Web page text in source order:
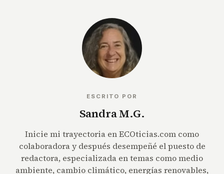
ESCRITO POR
Sandra M.G.
Inicie mi trayectoria en ECOticias.com como
colaboradora y después desempeñé el puesto de
redactora, especializada en temas como medio
ambiente, cambio climático, energías renovables,